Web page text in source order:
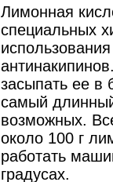
Лимонная
специальных
засыпать ее в
самый
возможных.
около 100 г
работать
градусах.